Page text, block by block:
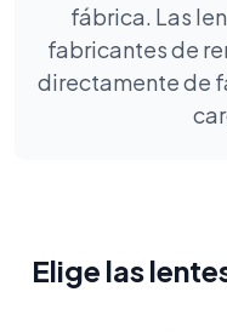
fábrica. Las
fabricantes de
directamente de
Elige las